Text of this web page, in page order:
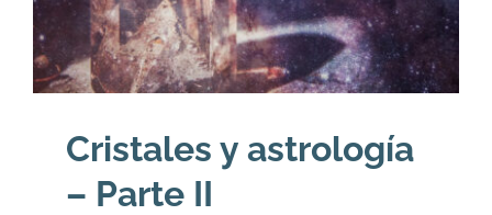
CONTACTO
Carrito
Cristales y astrología
– Parte II